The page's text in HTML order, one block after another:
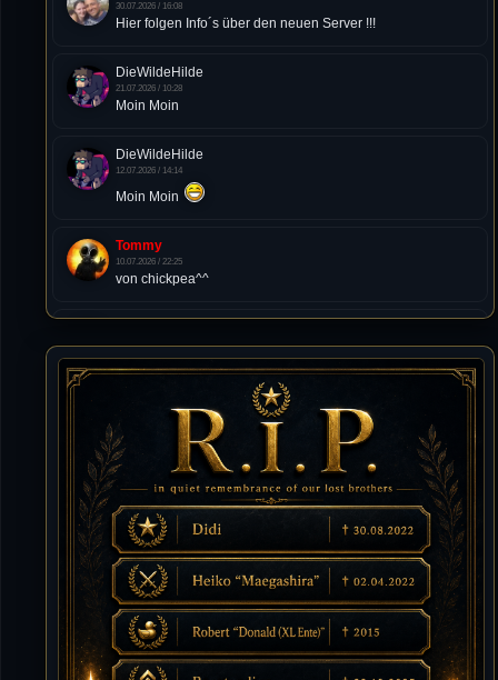
30.07.2026 / 16:08
Hier folgen Info´s über den neuen Server !!!
DieWildeHilde
21.07.2026 / 10:28
Moin Moin
DieWildeHilde
12.07.2026 / 14:14
Moin Moin
Tommy
10.07.2026 / 22:25
von chickpea^^
10.07.2026 / 22:25
Letzte Aktivität:
27. Dez 2023, 22:48
DieWildeHilde
10.07.2026 / 12:48
Happy Birthday Chickpea
DieWildeHilde
10.07.2026 / 10:08
Hallo meine Lieben!
Isimiyaki
10.07.2026 / 00:34
Alles gute chickpea